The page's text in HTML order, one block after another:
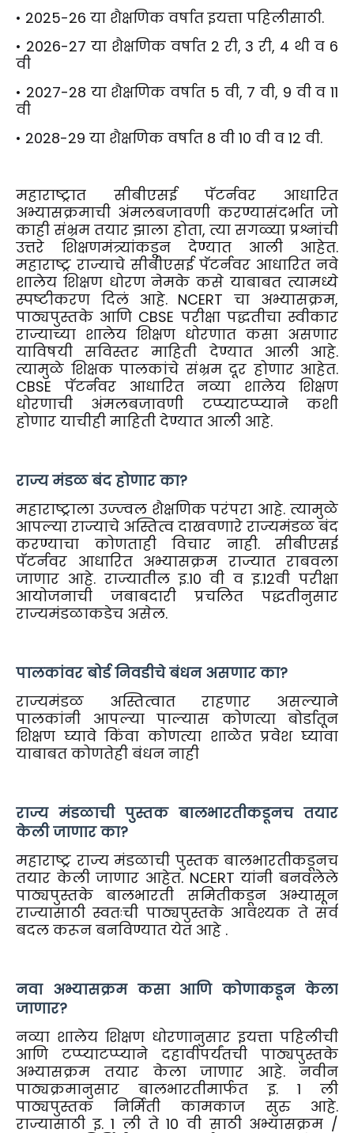
• 2025-26 या शैक्षणिक वर्षात इयत्ता पहिलीसाठी.
• 2026-27 या शैक्षणिक वर्षात 2 री, 3 री, 4 थी व 6
वी
• 2027-28 या शैक्षणिक वर्षात 5 वी, 7 वी, 9 वी व 11
वी
• 2028-29 या शैक्षणिक वर्षात 8 वी 10 वी व 12 वी.
महाराष्ट्रात सीबीएसई पॅटर्नवर आधारित
अभ्यासक्रमाची अंमलबजावणी करण्यासंदर्भात जो
काही संभ्रम तयार झाला होता, त्या सगळ्या प्रश्नांची
उत्तरे शिक्षणमंत्र्यांकडून देण्यात आली आहेत.
महाराष्ट्र राज्याचे सीबीएसई पॅटर्नवर आधारित नवे
शालेय शिक्षण धोरण नेमके कसे याबाबत त्यामध्ये
स्पष्टीकरण दिलं आहे. NCERT चा अभ्यासक्रम,
पाठ्यपुस्तके आणि CBSE परीक्षा पद्धतीचा स्वीकार
राज्याच्या शालेय शिक्षण धोरणात कसा असणार
याविषयी सविस्तर माहिती देण्यात आली आहे.
त्यामुळे शिक्षक पालकांचे संभ्रम दूर होणार आहेत.
CBSE पॅटर्नवर आधारित नव्या शालेय शिक्षण
धोरणाची अंमलबजावणी टप्प्याटप्प्याने कशी
होणार याचीही माहिती देण्यात आली आहे.
राज्य मंडळ बंद होणार का?
महाराष्ट्राला उज्ज्वल शैक्षणिक परंपरा आहे. त्यामुळे
आपल्या राज्याचे अस्तित्व दाखवणारे राज्यमंडळ बंद
करण्याचा कोणताही विचार नाही. सीबीएसई
पॅटर्नवर आधारित अभ्यासक्रम राज्यात राबवला
जाणार आहे. राज्यातील इ.10 वी व इ.12वी परीक्षा
आयोजनाची जबाबदारी प्रचलित पद्धतीनुसार
राज्यमंडळाकडेच असेल.
पालकांवर बोर्ड निवडीचे बंधन असणार का?
राज्यमंडळ अस्तित्वात राहणार असल्याने
पालकांनी आपल्या पाल्यास कोणत्या बोर्डातून
शिक्षण घ्यावे किंवा कोणत्या शाळेत प्रवेश घ्यावा
याबाबत कोणतेही बंधन नाही
राज्य मंडळाची पुस्तक बालभारतीकडूनच तयार
केली जाणार का?
महाराष्ट्र राज्य मंडळाची पुस्तक बालभारतीकडूनच
तयार केली जाणार आहेत. NCERT यांनी बनवलेले
पाठ्यपुस्तके बालभारती समितीकडून अभ्यासून
राज्यासाठी स्वतःची पाठ्यपुस्तके आवश्यक ते सर्व
बदल करून बनविण्यात येत आहे .
नवा अभ्यासक्रम कसा आणि कोणाकडून केला
जाणार?
नव्या शालेय शिक्षण धोरणानुसार इयत्ता पहिलीची
आणि टप्प्याटप्प्याने दहावीपर्यंतची पाठ्यपुस्तके
अभ्यासक्रम तयार केला जाणार आहे. नवीन
पाठ्यक्रमानुसार बालभारतीमार्फत इ. 1 ली
पाठ्यपुस्तक निर्मिती कामकाज सुरु आहे.
राज्यासाठी इ. 1 ली ते 10 वी साठी अभ्यासक्रम /